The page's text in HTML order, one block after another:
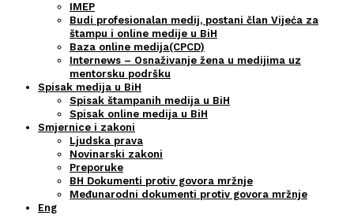
IMEP
Budi profesionalan medij, postani član Vijeća za
štampu i online medije u BiH
Baza online medija(CPCD)
Internews – Osnaživanje žena u medijima uz
mentorsku podršku
Spisak medija u BiH
Spisak štampanih medija u BiH
Spisak online medija u BiH
Smjernice i zakoni
Ljudska prava
Novinarski zakoni
Preporuke
BH Dokumenti protiv govora mržnje
Međunarodni dokumenti protiv govora mržnje
Eng